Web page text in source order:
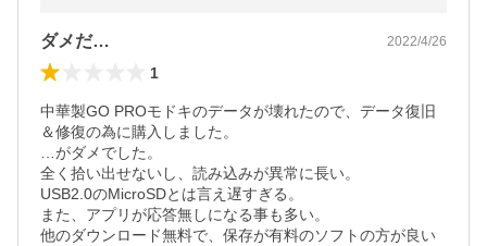
ダメだ… 2022/4/26
1
中華製GO PROモドキのデータが壊れたので、データ復旧
＆修復の為に購入しました。
…がダメでした。
全く拾い出せないし、読み込みが異常に長い。
USB2.0のMicroSDとは言え遅すぎる。
また、アプリが応答無しになる事も多い。
他のダウンロード無料で、保存が有料のソフトの方が良い